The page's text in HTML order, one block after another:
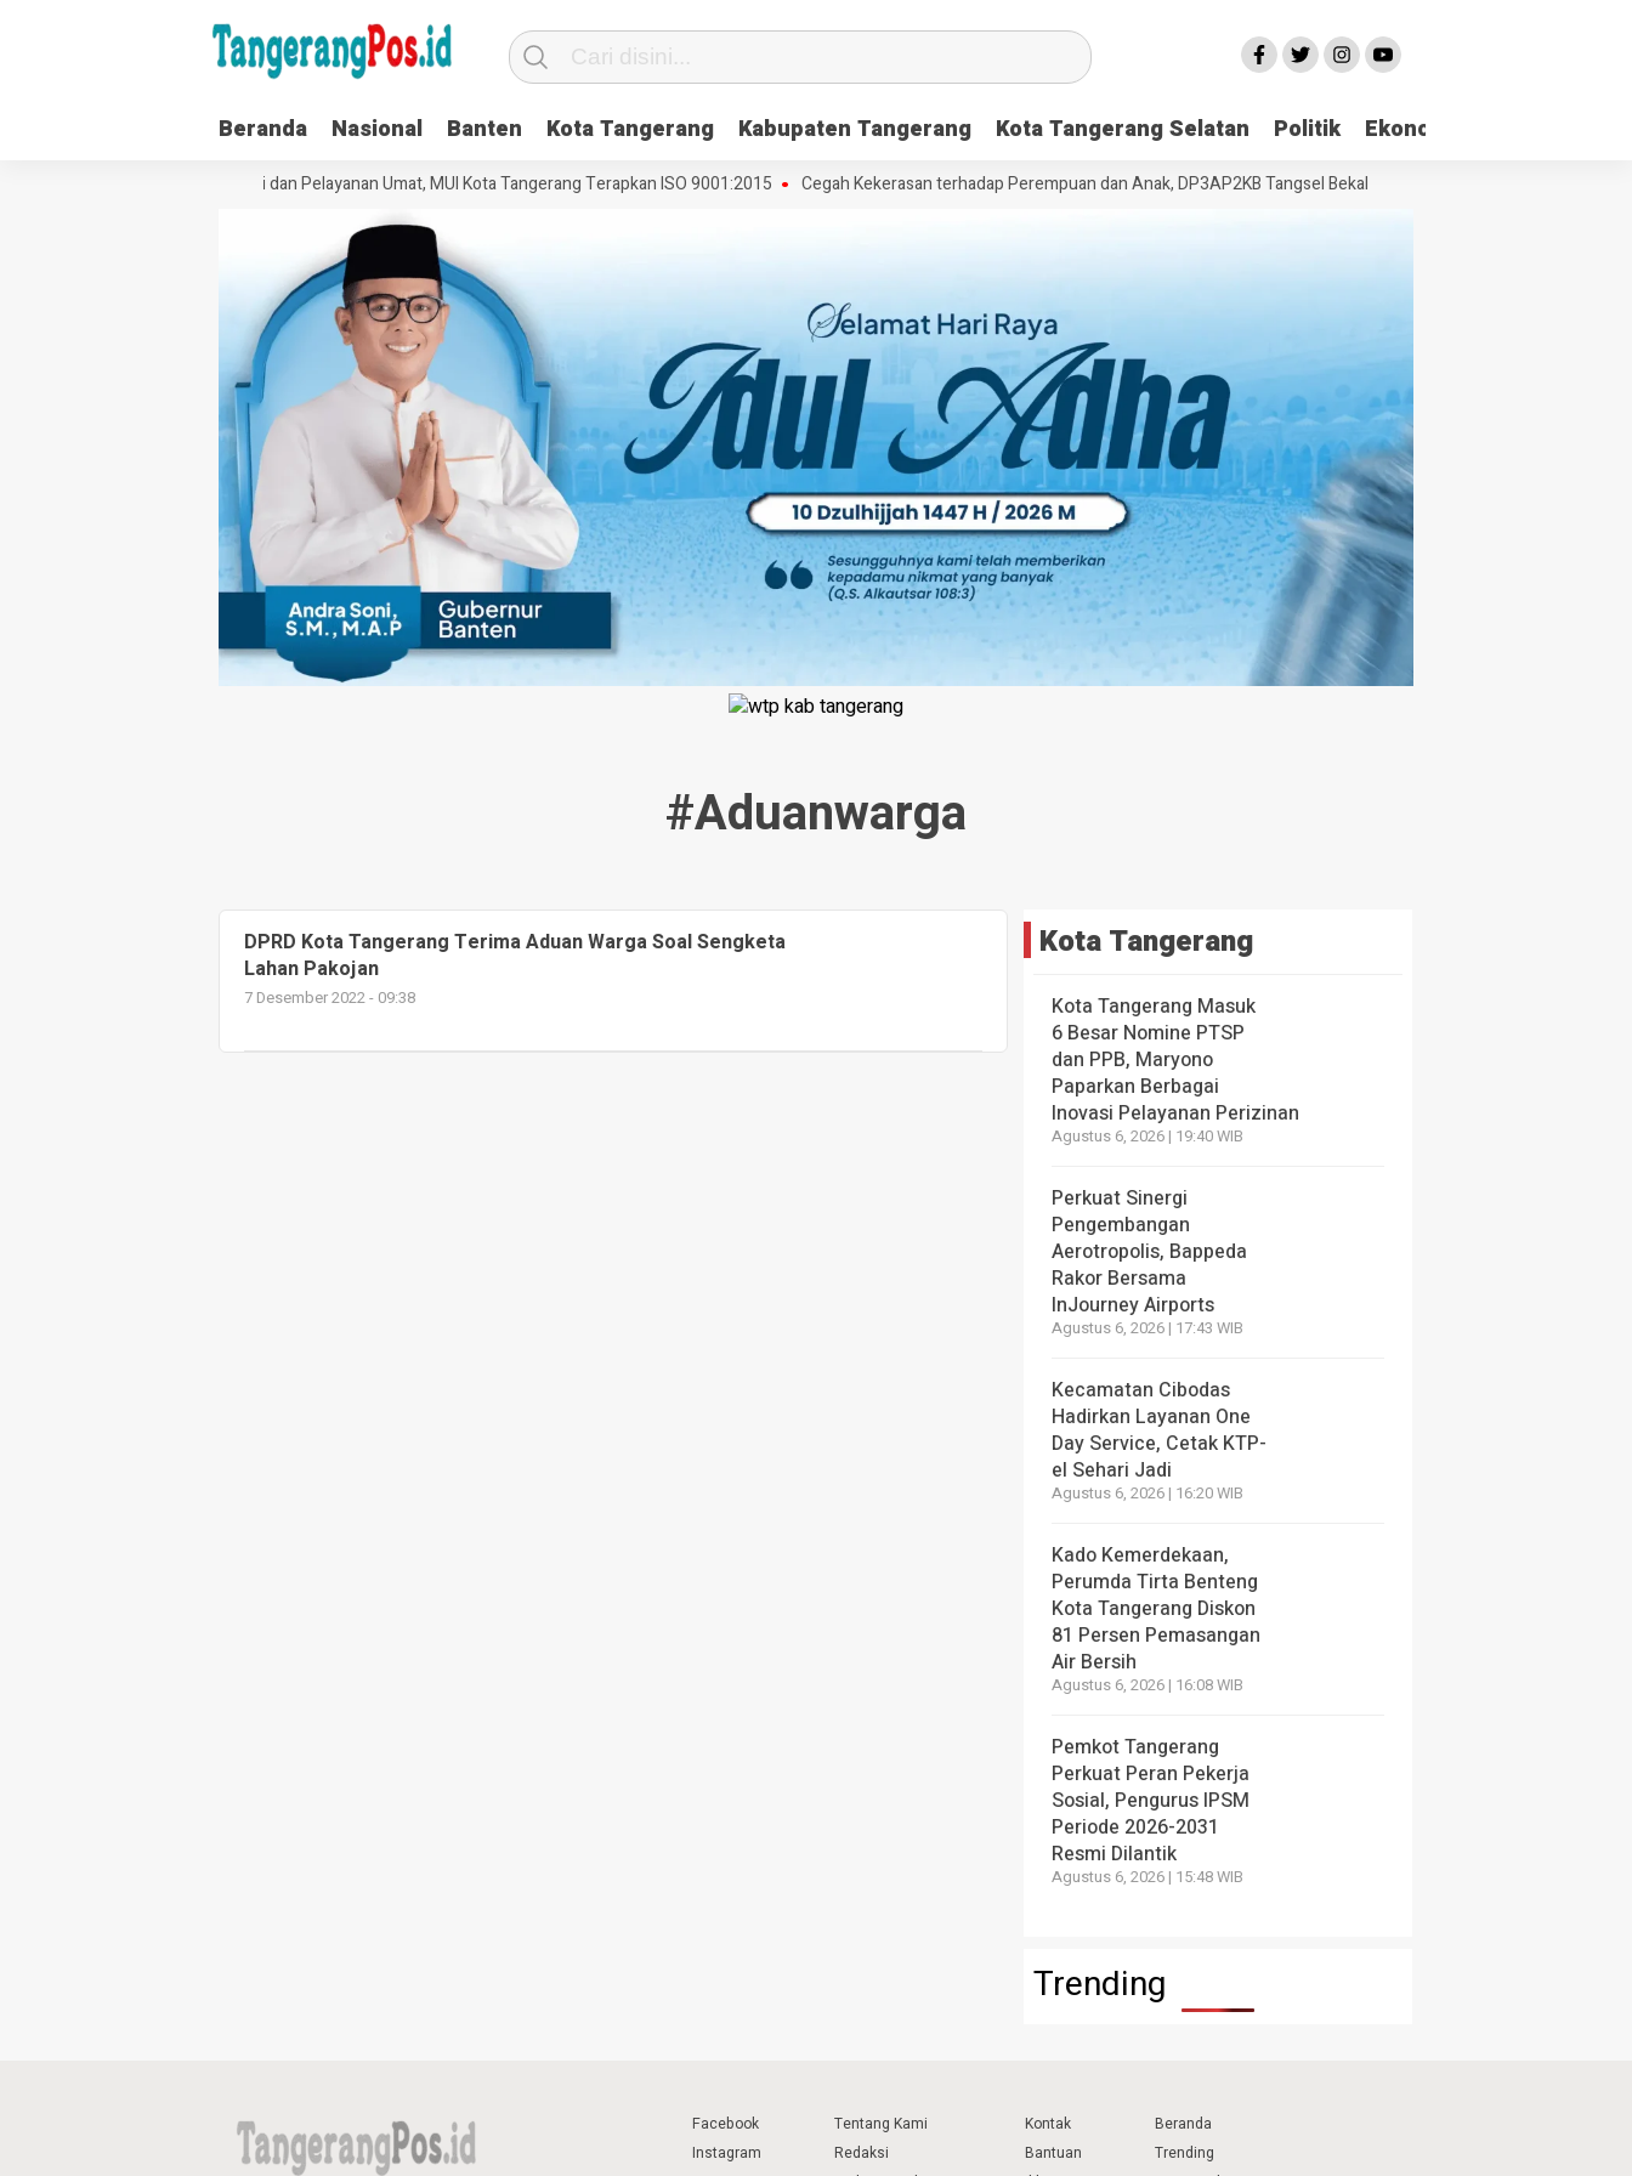
Beranda Nasional Banten Kota Tangerang Kabupaten Tangerang Kota Tangerang Selatan Politik Ekonomi
Perkuat Tata Kelola Organisasi dan Pelayanan Umat, MUI Kota Tangerang Terapkan ISO 9001:2015 Cegah Kekerasan terhadap Perempuan dan Anak, DP3AP2KB Tangsel Bekali Masyarakat Manajemen Stres dan
#aduanwarga
DPRD Kota Tangerang Terima Aduan Warga Soal Sengketa
Lahan Pakojan
7 Desember 2022 - 09:38
Kota Tangerang
Kota Tangerang Masuk
6 Besar Nomine PTSP
dan PPB, Maryono
Paparkan Berbagai
Inovasi Pelayanan Perizinan
Agustus 6, 2026 | 19:40 WIB
Perkuat Sinergi
Pengembangan
Aerotropolis, Bappeda
Rakor Bersama
InJourney Airports
Agustus 6, 2026 | 17:43 WIB
Kecamatan Cibodas
Hadirkan Layanan One
Day Service, Cetak KTP-
el Sehari Jadi
Agustus 6, 2026 | 16:20 WIB
Kado Kemerdekaan,
Perumda Tirta Benteng
Kota Tangerang Diskon
81 Persen Pemasangan
Air Bersih
Agustus 6, 2026 | 16:08 WIB
Pemkot Tangerang
Perkuat Peran Pekerja
Sosial, Pengurus IPSM
Periode 2026-2031
Resmi Dilantik
Agustus 6, 2026 | 15:48 WIB
Trending
Facebook
Instagram
Tentang Kami
Redaksi
Kontak
Bantuan
Beranda
Trending